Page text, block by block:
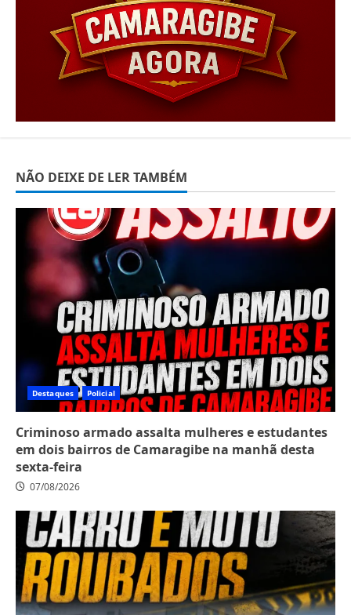
NÃO DEIXE DE LER TAMBÉM
Destaques Policial
Criminoso armado assalta mulheres e estudantes
em dois bairros de Camaragibe na manhã desta
sexta-feira
07/08/2026